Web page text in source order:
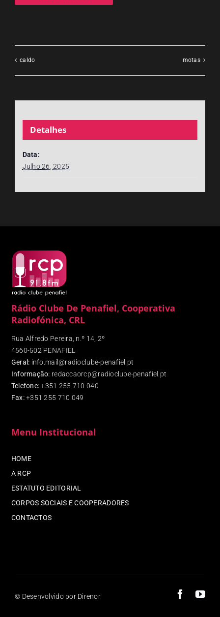
caldo motas
Detalhes
Data:
Julho 26, 2025
Rádio Clube De Penafiel, Cooperativa
Radiofónica, CRL
Rua Alfredo Pereira, n.º 14, 2º
4560-502 PENAFIEL
Geral: info.mail@radioclube-penafiel.pt
Informação: redaccaorcp@radioclube-penafiel.pt
Telefone: +351 255 710 040
Fax:+351 255 710 049
Menu Institucional
HOME
A RCP
ESTATUTO EDITORIAL
CORPOS SOCIAIS E COOPERADORES
CONTACTOS
© Desenvolvido por Direnor